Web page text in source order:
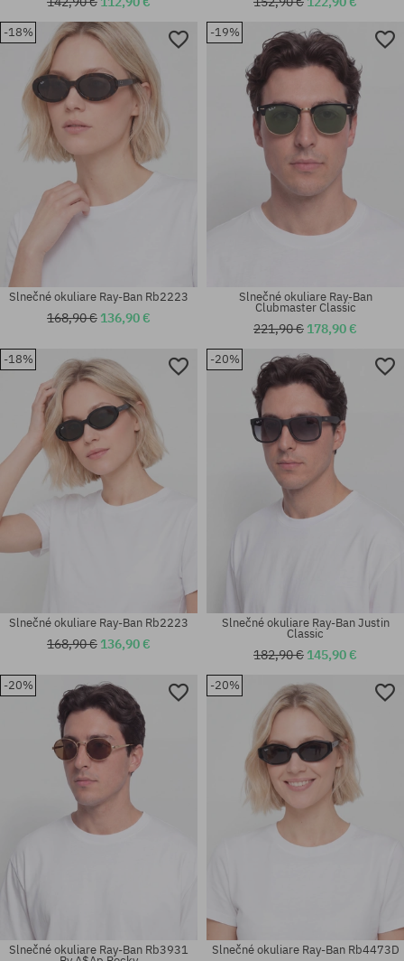
Dostupné veľkosti:
Dostupné veľkosti:
Dostupné veľkosti:
Dostupné veľkosti:
-18%
Dostupné veľkosti:
Slnečné okuliare Ray-Ban Rb2223
168,90 € 136,90 €
-19%
Dostupné veľkosti:
Slnečné okuliare Ray-Ban
Clubmaster Classic
221,90 € 178,90 €
-18%
Slnečné okuliare Ray-Ban Rb2223
168,90 € 136,90 €
-20%
Slnečné okuliare Ray-Ban Justin
Classic
182,90 € 145,90 €
-20%
Slnečné okuliare Ray-Ban Rb3931
-20%
Slnečné okuliare Ray-Ban Rb4473D